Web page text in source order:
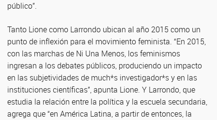
público”.
Tanto Lione como Larrondo ubican al año 2015 como un
punto de inflexión para el movimiento feminista. “En 2015,
con las marchas de Ni Una Menos, los feminismos
ingresan a los debates públicos, produciendo un impacto
en las subjetividades de much*s investigador*s y en las
instituciones científicas”, apunta Lione. Y Larrondo, que
estudia la relación entre la política y la escuela secundaria,
agrega que “en América Latina, a partir de entonces, la